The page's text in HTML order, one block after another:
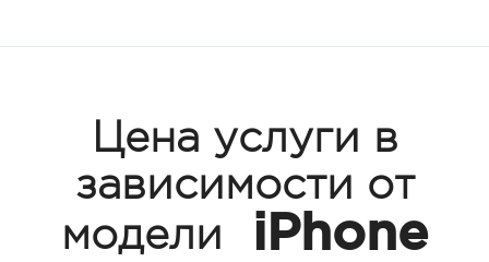
Цена услуги в
зависимости от
модели
iPhone